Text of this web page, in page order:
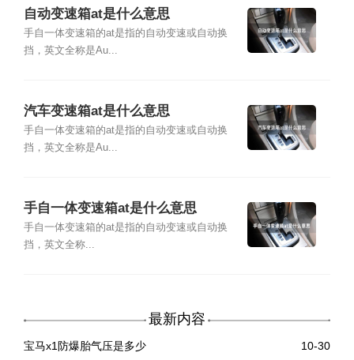
自动变速箱at是什么意思
手自一体变速箱的at是指的自动变速或自动换
挡，英文全称是Au...
汽车变速箱at是什么意思
手自一体变速箱的at是指的自动变速或自动换
挡，英文全称是Au...
手自一体变速箱at是什么意思
手自一体变速箱的at是指的自动变速或自动换
挡，英文全称...
最新内容
宝马x1防爆胎气压是多少
10-30